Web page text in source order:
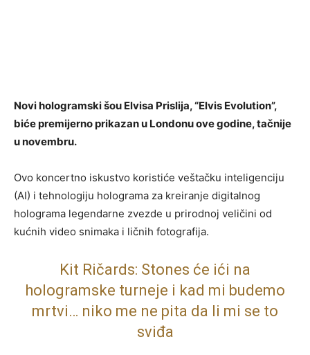
Novi hologramski šou Elvisa Prislija, “Elvis Evolution”,
biće premijerno prikazan u Londonu ove godine, tačnije
u novembru.
Ovo koncertno iskustvo koristiće veštačku inteligenciju
(AI) i tehnologiju holograma za kreiranje digitalnog
holograma legendarne zvezde u prirodnoj veličini od
kućnih video snimaka i ličnih fotografija.
Kit Ričards: Stones će ići na
hologramske turneje i kad mi budemo
mrtvi… niko me ne pita da li mi se to
sviđa